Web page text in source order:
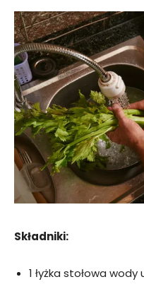
Składniki:
1 łyżka stołowa